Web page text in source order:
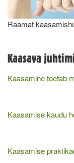
Raamat
Kaasava
Kaasamine toetab
Kaasamise kaudu
Kaasamise